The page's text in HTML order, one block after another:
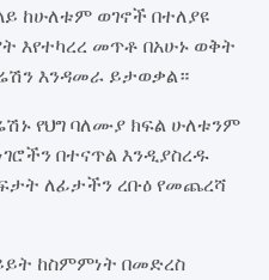
ከሁለቱም ወገኖች በተለያዩ
መጥቶ በአሁኑ ወቅት
እንዳመራ ይታወቃል።
የህግ ባለሙያ ክፍል ሁለቱንም
በተናጥል እንዲያስረዱ
ለፊታችን ረቡዕ የመጨረሻ
ከስምምነት በመድረስ